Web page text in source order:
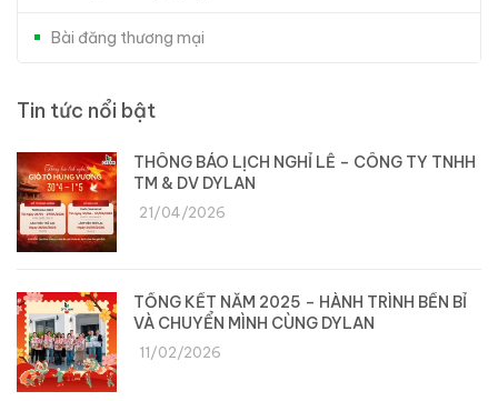
Bài đăng thương mại
Tin tức nổi bật
THÔNG BÁO LỊCH NGHỈ LỄ – CÔNG TY TNHH
TM & DV DYLAN
21/04/2026
TỔNG KẾT NĂM 2025 – HÀNH TRÌNH BỀN BỈ
VÀ CHUYỂN MÌNH CÙNG DYLAN
11/02/2026